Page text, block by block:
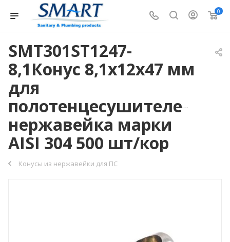
0
SMT301ST1247-
8,1Конус 8,1х12х47 мм
для
полотенцесушителей,
нержавейка марки
AISI 304 500 шт/кор
Конусы из нержавейки для ПС